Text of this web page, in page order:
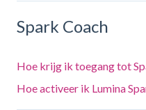
Spark Coach
Hoe krijg ik toegang tot
Hoe activeer ik Lumina